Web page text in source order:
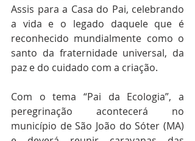
Assis para a Casa do Pai, celebrando
a vida e o legado daquele que é
reconhecido mundialmente como o
santo da fraternidade universal, da
paz e do cuidado com a criação.
Com o tema “Pai da Ecologia”, a
peregrinação acontecerá no
município de São João do Sóter (MA)